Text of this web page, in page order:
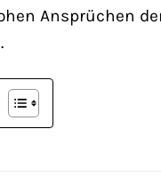
Ansprüchen